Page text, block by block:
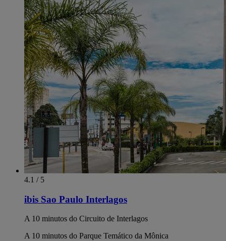
4.1 / 5
ibis Sao Paulo Interlagos
A 10 minutos do Circuito de Interlagos
A 10 minutos do Parque Temático da Mônica